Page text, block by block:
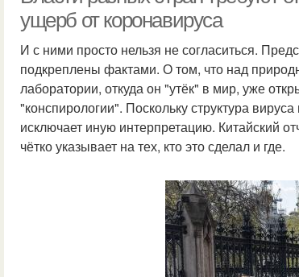
ущерб от коронавируса
И с ними просто нельзя не согласиться.
подкреплены фактами. О том, что над
лаборатории, откуда он "утёк" в мир, уже
"конспирологии". Поскольку структура
исключает иную интерпретацию. Китайский
чётко указывает на тех, кто это сделал и где.